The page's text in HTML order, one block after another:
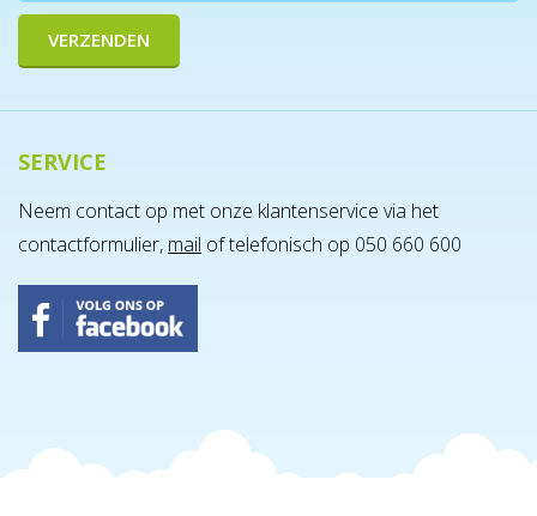
SERVICE
Neem contact op met onze klantenservice via het
contactformulier, mail of telefonisch op 050 660 600